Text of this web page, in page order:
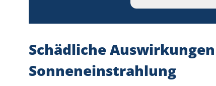
Schädliche
Sonneneinstrahlung